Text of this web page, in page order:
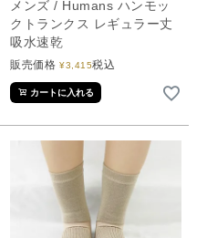
メンズ / Humans ハンモッ
クトランクス レギュラー丈
吸水速乾
販売価格 ¥3,415税込
カートに入れる